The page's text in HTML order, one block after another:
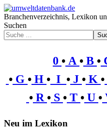
Branchenverzeichnis, Lexikon
Suchen
0 • A • B •
• G • H • I • J • K •
• R • S • T • U •
Neu im Lexikon